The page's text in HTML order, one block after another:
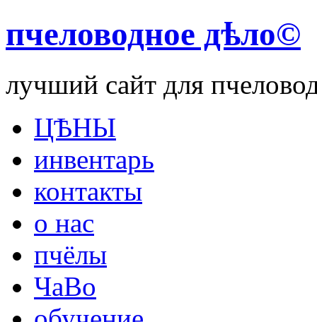
пчеловодное дѣло©
лучший сайт для
ЦѢНЫ
инвентарь
контакты
о нас
пчёлы
ЧаВо